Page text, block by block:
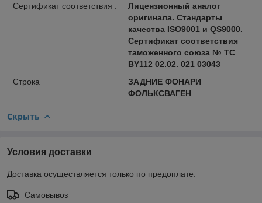
Сертификат соответствия :
Лицензионный аналог
оригинала. Стандарты
качества ISO9001 и QS9000.
Сертификат соответствия
таможенного союза № ТС
BY112 02.02. 021 03043
Строка
ЗАДНИЕ ФОНАРИ
ФОЛЬКСВАГЕН
Скрыть
Условия доставки
Доставка осуществляется только по предоплате.
Самовывоз